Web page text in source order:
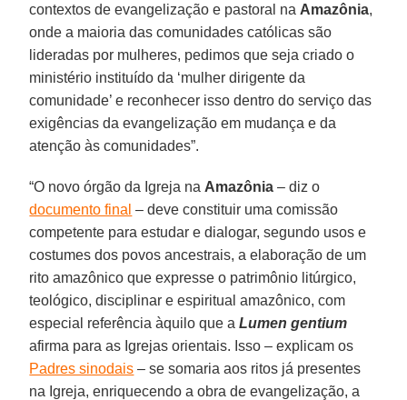
contextos de evangelização e pastoral na Amazônia,
onde a maioria das comunidades católicas são
lideradas por mulheres, pedimos que seja criado o
ministério instituído da ‘mulher dirigente da
comunidade’ e reconhecer isso dentro do serviço das
exigências da evangelização em mudança e da
atenção às comunidades”.
“O novo órgão da Igreja na Amazônia – diz o
documento final – deve constituir uma comissão
competente para estudar e dialogar, segundo usos e
costumes dos povos ancestrais, a elaboração de um
rito amazônico que expresse o patrimônio litúrgico,
teológico, disciplinar e espiritual amazônico, com
especial referência àquilo que aLumen gentium
afirma para as Igrejas orientais. Isso – explicam os
Padres sinodais – se somaria aos ritos já presentes
na Igreja, enriquecendo a obra de evangelização, a